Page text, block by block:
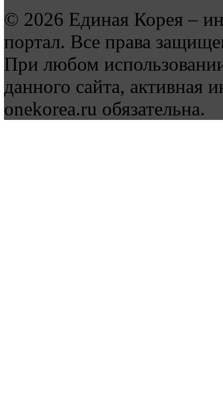
© 2026 Единая Корея –
портал. Все права
При любом
данного сайта, активная
onekorea.ru обязательна.